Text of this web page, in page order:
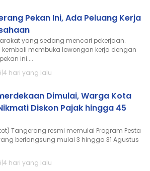
Pekan Ini, Ada Peluang Kerja
yang sedang mencari pekerjaan.
membuka lowongan kerja dengan
ini....
|4 hari yang lalu
Dimulai, Warga Kota
Diskon Pajak hingga 45
Tangerang resmi memulai Program Pesta
berlangsung mulai 3 hingga 31 Agustus
|4 hari yang lalu